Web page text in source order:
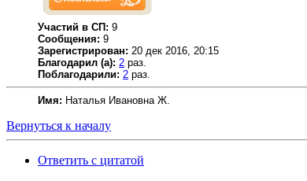
Участий в СП: 9
Сообщения: 9
Зарегистрирован: 20 дек 2016, 20:15
Благодарил (а): 2 раз.
Поблагодарили: 2 раз.
Имя: Наталья Ивановна Ж.
Вернуться к началу
Ответить с цитатой